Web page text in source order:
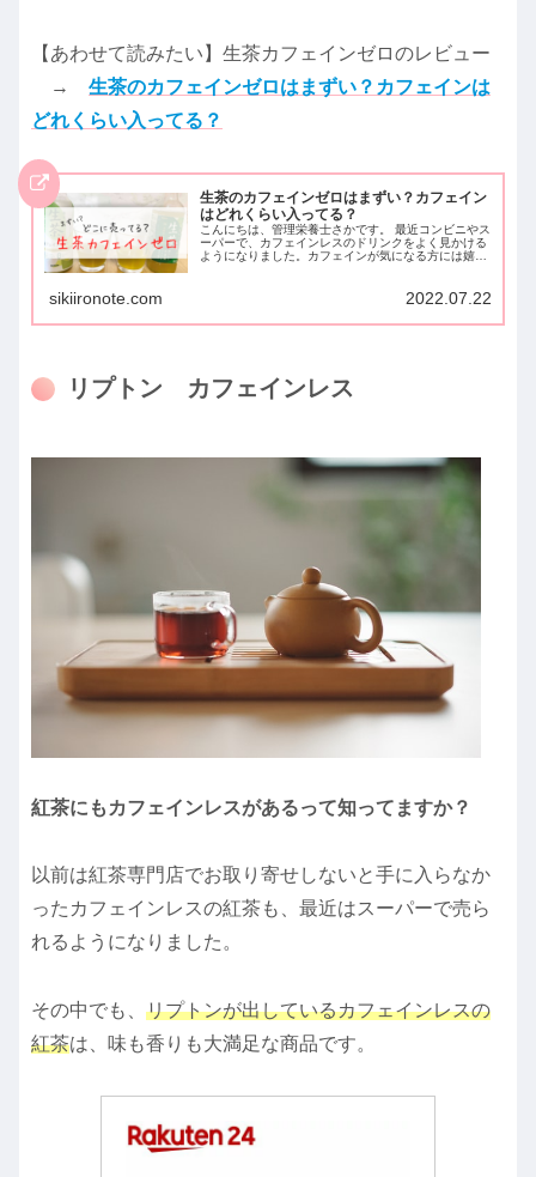
【あわせて読みたい】生茶カフェインゼロのレビュー
→ 生茶のカフェインゼロはまずい？カフェインは
どれくらい入ってる？
生茶のカフェインゼロはまずい？カフェイン
はどれくらい入ってる？
こんにちは、管理栄養士さかです。 最近コンビニやス
ーパーで、カフェインレスのドリンクをよく見かける
ようになりました。カフェインが気になる方には嬉し
sikiironote.com 2022.07.22
リプトン カフェインレス
紅茶にもカフェインレスがあるって知ってますか？
以前は紅茶専門店でお取り寄せしないと手に入らなか
ったカフェインレスの紅茶も、最近はスーパーで売ら
れるようになりました。
その中でも、 リプトンが出しているカフェインレスの
紅茶は、味も香りも大満足な商品です。